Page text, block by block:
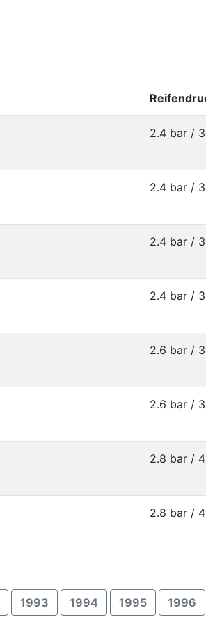
2.4 bar /
2.4 bar /
2.4 bar /
2.4 bar /
2.6 bar /
2.6 bar /
2.8 bar /
2.8 bar /
1993 1994 1995 1996